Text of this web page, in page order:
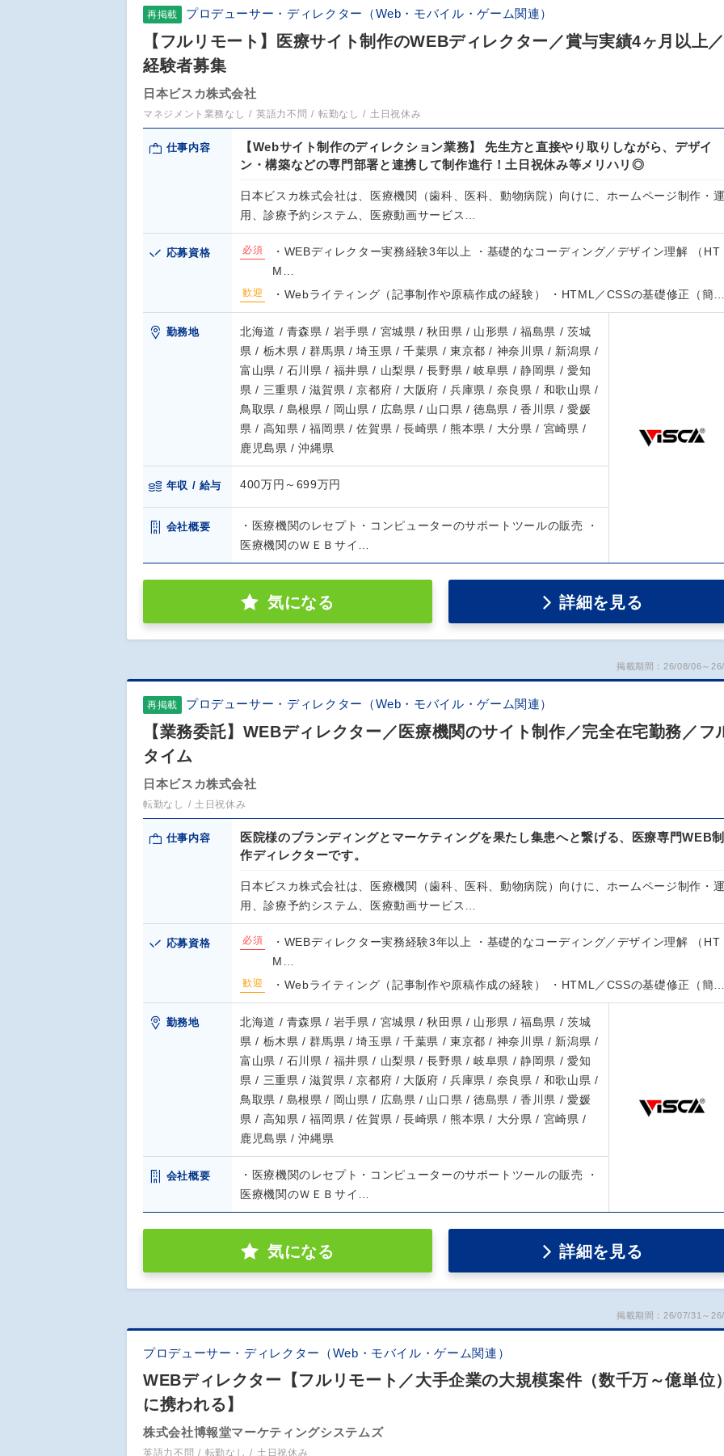
再掲載 プロデューサー・ディレクター（Web・モバイル・ゲーム関連）
【フルリモート】医療サイト制作のWEBディレクター／賞与実績4ヶ月以上／
経験者募集
日本ビスカ株式会社
マネジメント業務なし 英語力不問 転勤なし 土日祝休み
仕事内容
【Webサイト制作のディレクション業務】 先生方と直接やり取りしながら、デザイ
ン・構築などの専門部署と連携して制作進行！土日祝休み等メリハリ◎
日本ビスカ株式会社は、医療機関（歯科、医科、動物病院）向けに、ホームページ制作・運
用、診療予約システム、医療動画サービス…
応募資格 必須
・WEBディレクター実務経験3年以上 ・基礎的なコーディング／デザイン理解 （HT
M…
歓迎 ・Webライティング（記事制作や原稿作成の経験） ・HTML／CSSの基礎修正（簡…
勤務地
北海道 / 青森県 / 岩手県 / 宮城県 / 秋田県 / 山形県 / 福島県 / 茨城
県 / 栃木県 / 群馬県 / 埼玉県 / 千葉県 / 東京都 / 神奈川県 / 新潟県 /
富山県 / 石川県 / 福井県 / 山梨県 / 長野県 / 岐阜県 / 静岡県 / 愛知
県 / 三重県 / 滋賀県 / 京都府 / 大阪府 / 兵庫県 / 奈良県 / 和歌山県 /
鳥取県 / 島根県 / 岡山県 / 広島県 / 山口県 / 徳島県 / 香川県 / 愛媛
県 / 高知県 / 福岡県 / 佐賀県 / 長崎県 / 熊本県 / 大分県 / 宮崎県 /
鹿児島県 / 沖縄県
年収 / 給与 400万円～699万円
会社概要
・医療機関のレセプト・コンピューターのサポートツールの販売 ・
医療機関のＷＥＢサイ…
気になる 詳細を見る
掲載期間：26/08/06～
再掲載 プロデューサー・ディレクター（Web・モバイル・ゲーム関連）
【業務委託】WEBディレクター／医療機関のサイト制作／完全在宅勤務／フ
タイム
日本ビスカ株式会社
転勤なし 土日祝休み
仕事内容
医院様のブランディングとマーケティングを果たし集患へと繋げる、医療専門WEB制
作ディレクターです。
日本ビスカ株式会社は、医療機関（歯科、医科、動物病院）向けに、ホームページ制作・運
用、診療予約システム、医療動画サービス…
応募資格 必須
・WEBディレクター実務経験3年以上 ・基礎的なコーディング／デザイン理解 （HT
M…
歓迎 ・Webライティング（記事制作や原稿作成の経験） ・HTML／CSSの基礎修正（簡…
勤務地
北海道 / 青森県 / 岩手県 / 宮城県 / 秋田県 / 山形県 / 福島県 / 茨城
県 / 栃木県 / 群馬県 / 埼玉県 / 千葉県 / 東京都 / 神奈川県 / 新潟県 /
富山県 / 石川県 / 福井県 / 山梨県 / 長野県 / 岐阜県 / 静岡県 / 愛知
県 / 三重県 / 滋賀県 / 京都府 / 大阪府 / 兵庫県 / 奈良県 / 和歌山県 /
鳥取県 / 島根県 / 岡山県 / 広島県 / 山口県 / 徳島県 / 香川県 / 愛媛
県 / 高知県 / 福岡県 / 佐賀県 / 長崎県 / 熊本県 / 大分県 / 宮崎県 /
鹿児島県 / 沖縄県
会社概要
・医療機関のレセプト・コンピューターのサポートツールの販売 ・
医療機関のＷＥＢサイ…
気になる 詳細を見る
掲載期間：26/07/31～
プロデューサー・ディレクター（Web・モバイル・ゲーム関連）
WEBディレクター【フルリモート／大手企業の大規模案件（数千万～億単位）
に携われる】
株式会社博報堂マーケティングシステムズ
英語力不問 転勤なし 土日祝休み